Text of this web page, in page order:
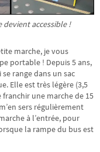
devient accessible !
marche, je vous
portable ! Depuis 5 ans,
se range dans un sac
Elle est très légère (3,5
une marche de 15
sers régulièrement
à l’entrée, pour
la rampe du bus est